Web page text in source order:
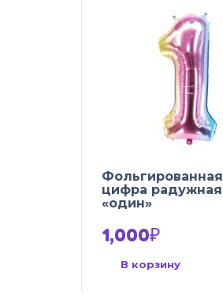
Фольгированная
цифра радужная
«один»
1,000₽
В корзину